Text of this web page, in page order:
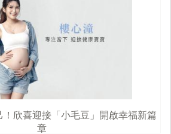
欣喜迎接「小毛豆」開啟幸福新篇
章